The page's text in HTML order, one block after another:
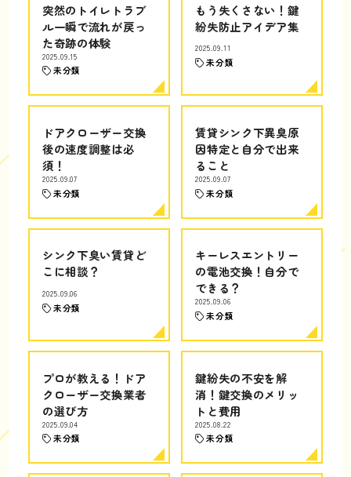
突然のトイレトラブ
ル一瞬で流れが戻っ
た奇跡の体験
2025.09.15
未分類
もう失くさない！鍵
紛失防止アイデア集
2025.09.11
未分類
ドアクローザー交換
後の速度調整は必
須！
2025.09.07
未分類
賃貸シンク下異臭原
因特定と自分で出来
ること
2025.09.07
未分類
シンク下臭い賃貸ど
こに相談？
2025.09.06
未分類
キーレスエントリー
の電池交換！自分で
できる？
2025.09.06
未分類
プロが教える！ドア
クローザー交換業者
の選び方
2025.09.04
未分類
鍵紛失の不安を解
消！鍵交換のメリッ
トと費用
2025.08.22
未分類